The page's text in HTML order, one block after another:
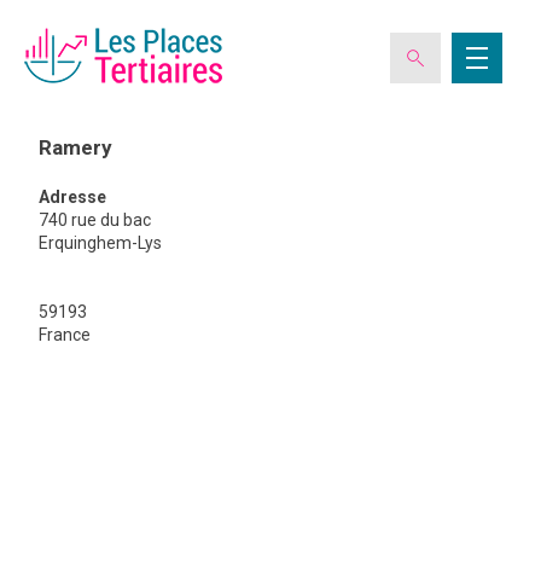
Ramery
Adresse
740 rue du bac
Erquinghem-Lys
59193
France